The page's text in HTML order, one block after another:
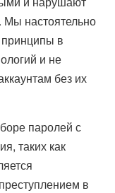
Мы настоятельно
в
и не
без их
паролей с
таких как
в